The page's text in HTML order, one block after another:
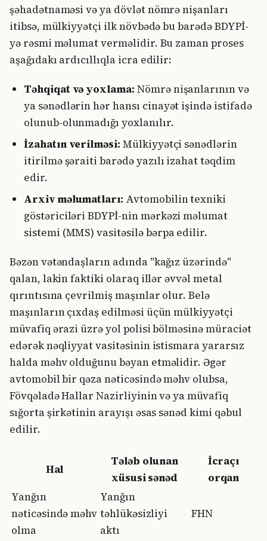
şəhadətnaməsi və ya dövlət nömrə nişanları
itibsə, mülkiyyətçi ilk növbədə bu barədə BDYPİ-
yə rəsmi məlumat verməlidir. Bu zaman proses
aşağıdakı ardıcıllıqla icra edilir:
Təhqiqat və yoxlama: Nömrə nişanlarının və
ya sənədlərin hər hansı cinayət işində istifadə
olunub-olunmadığı yoxlanılır.
İzahatın verilməsi: Mülkiyyətçi sənədlərin
itirilmə şəraiti barədə yazılı izahat təqdim
edir.
Arxiv məlumatları: Avtomobilin texniki
göstəriciləri BDYPİ-nin mərkəzi məlumat
sistemi (MMS) vasitəsilə bərpa edilir.
Bəzən vətəndaşların adında "kağız üzərində"
qalan, lakin faktiki olaraq illər əvvəl metal
qırıntısına çevrilmiş maşınlar olur. Belə
maşınların çıxdaş edilməsi üçün mülkiyyətçi
müvafiq ərazi üzrə yol polisi bölməsinə müraciət
edərək nəqliyyat vasitəsinin istismara yararsız
halda məhv olduğunu bəyan etməlidir. Əgər
avtomobil bir qəza nəticəsində məhv olubsa,
Fövqəladə Hallar Nazirliyinin və ya müvafiq
sığorta şirkətinin arayışı əsas sənəd kimi qəbul
edilir.
Hal
Tələb olunan
xüsusi sənəd
İcraçı
orqan
Yanğın
nəticəsində məhv
olma
Yanğın
təhlükəsizliyi
aktı
FHN